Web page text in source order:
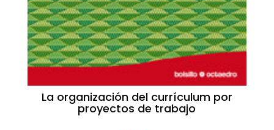
La organización del currículum por
proyectos de trabajo